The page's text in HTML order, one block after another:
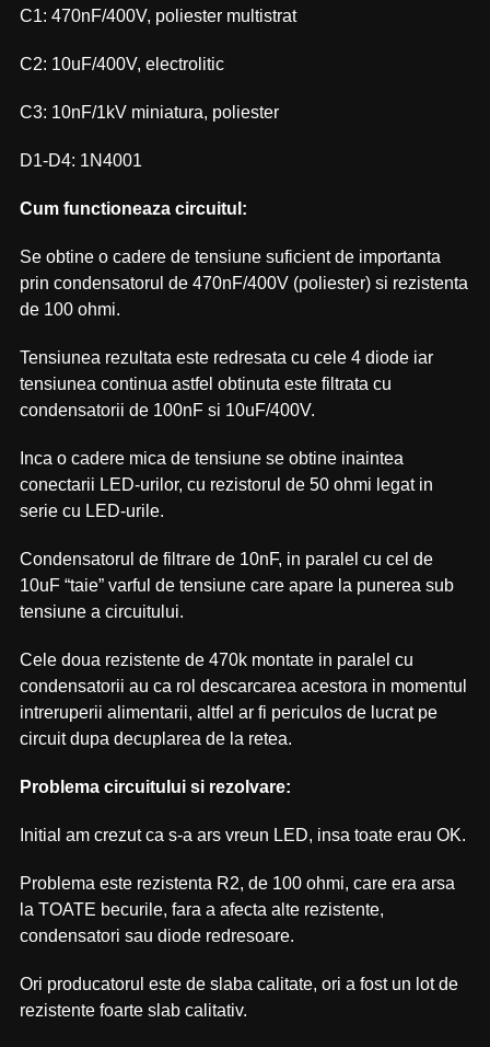
C1: 470nF/400V, poliester multistrat
C2: 10uF/400V, electrolitic
C3: 10nF/1kV miniatura, poliester
D1-D4: 1N4001
Cum functioneaza circuitul:
Se obtine o cadere de tensiune suficient de importanta
prin condensatorul de 470nF/400V (poliester) si rezistenta
de 100 ohmi.
Tensiunea rezultata este redresata cu cele 4 diode iar
tensiunea continua astfel obtinuta este filtrata cu
condensatorii de 100nF si 10uF/400V.
Inca o cadere mica de tensiune se obtine inaintea
conectarii LED-urilor, cu rezistorul de 50 ohmi legat in
serie cu LED-urile.
Condensatorul de filtrare de 10nF, in paralel cu cel de
10uF “taie” varful de tensiune care apare la punerea sub
tensiune a circuitului.
Cele doua rezistente de 470k montate in paralel cu
condensatorii au ca rol descarcarea acestora in momentul
intreruperii alimentarii, altfel ar fi periculos de lucrat pe
circuit dupa decuplarea de la retea.
Problema circuitului si rezolvare:
Initial am crezut ca s-a ars vreun LED, insa toate erau OK.
Problema este rezistenta R2, de 100 ohmi, care era arsa
la TOATE becurile, fara a afecta alte rezistente,
condensatori sau diode redresoare.
Ori producatorul este de slaba calitate, ori a fost un lot de
rezistente foarte slab calitativ.